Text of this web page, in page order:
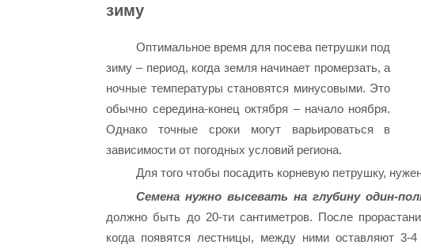
зиму
Оптимальное время для посева петрушки под
зиму – период, когда земля начинает промерзать, а
ночные температуры становятся минусовыми. Это
обычно середина-конец октября – начало ноября.
Однако точные сроки могут варьироваться в
зависимости от погодных условий региона.
Для того чтобы посадить корневую петрушку,
Семена нужно высевать на глубину один-
должно быть до 20-ти сантиметров. После
когда появятся лестницы, между ними оставляют